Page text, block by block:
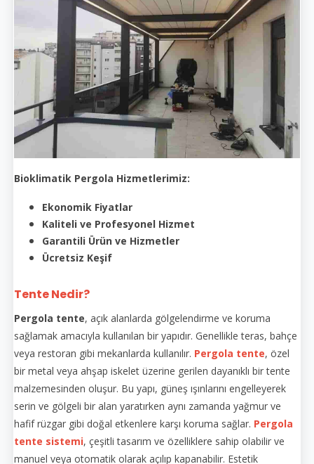
Bioklimatik Pergola Hizmetlerimiz:
Ekonomik Fiyatlar
Kaliteli ve Profesyonel Hizmet
Garantili Ürün ve Hizmetler
Ücretsiz Keşif
Tente Nedir?
Pergola tente, açık alanlarda gölgelendirme ve koruma
sağlamak amacıyla kullanılan bir yapıdır. Genellikle teras, bahçe
veya restoran gibi mekanlarda kullanılır. Pergola tente, özel
bir metal veya ahşap iskelet üzerine gerilen dayanıklı bir tente
malzemesinden oluşur. Bu yapı, güneş ışınlarını engelleyerek
serin ve gölgeli bir alan yaratırken aynı zamanda yağmur ve
hafif rüzgar gibi doğal etkenlere karşı koruma sağlar. Pergola
tente sistemi, çeşitli tasarım ve özelliklere sahip olabilir ve
manuel veya otomatik olarak açılıp kapanabilir. Estetik